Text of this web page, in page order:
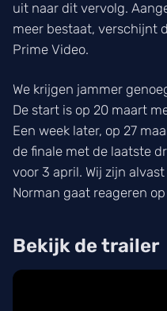
uit naar dit vervolg.
meer bestaat, verschijnt
Prime Video.
We krijgen jammer
De start is op 20 maart
Een week later, op 27
de finale met de laatste
voor 3 april. Wij zijn
Norman gaat reageren
Bekijk de trailer